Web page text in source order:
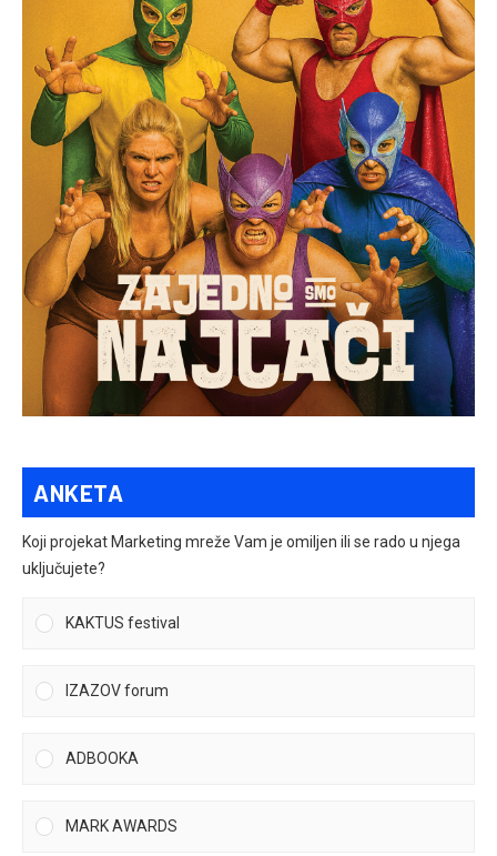
ANKETA
Koji projekat Marketing mreže Vam je omiljen ili se rado u njega
uključujete?
KAKTUS festival
IZAZOV forum
ADBOOKA
MARK AWARDS